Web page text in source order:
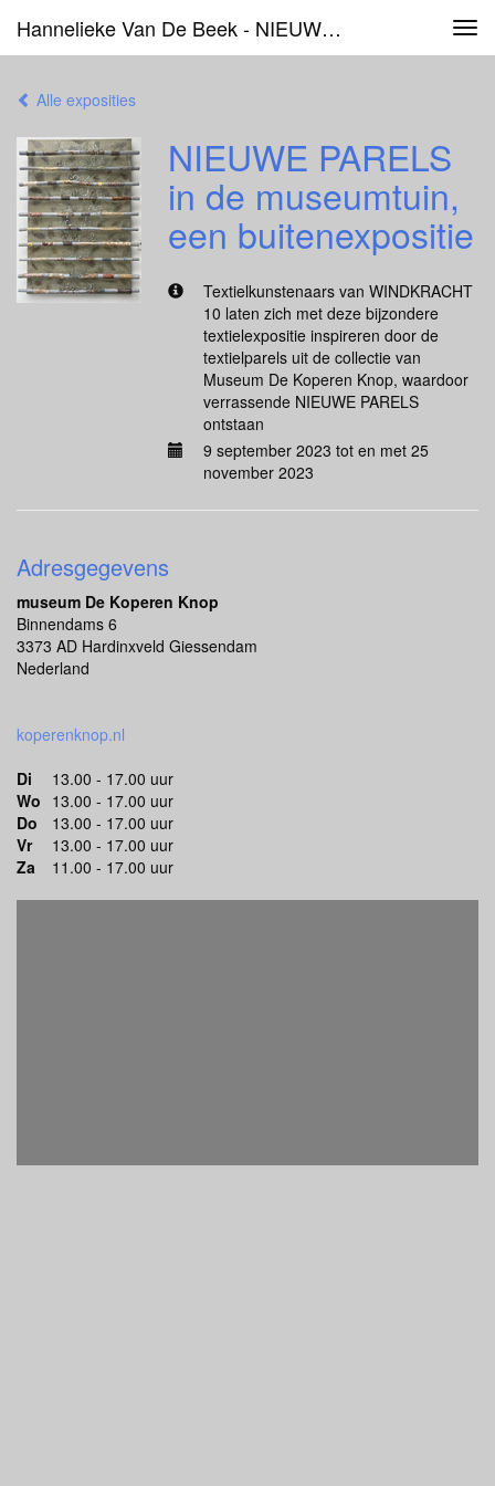
Hannelieke Van De Beek - NIEUWE PARELS In De Museumtuin, Een Buitenexpositie
Alle exposities
NIEUWE PARELS
in de museumtuin,
een buitenexpositie
Textielkunstenaars van WINDKRACHT
10 laten zich met deze bijzondere
textielexpositie inspireren door de
textielparels uit de collectie van
Museum De Koperen Knop, waardoor
verrassende NIEUWE PARELS
ontstaan
9 september 2023 tot en met 25
november 2023
Adresgegevens
museum De Koperen Knop
Binnendams 6
3373 AD Hardinxveld Giessendam
Nederland
koperenknop.nl
Di
13.00 - 17.00 uur
Wo 13.00 - 17.00 uur
Do
13.00 - 17.00 uur
Vr
13.00 - 17.00 uur
Za
11.00 - 17.00 uur